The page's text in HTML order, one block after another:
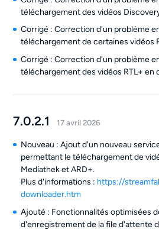
téléchargement des vidéos
Corrigé : Correction d'un problème
téléchargement de certaines vidéos
Corrigé : Correction d'un problème
téléchargement des vidéos RTL+ en
7.0.2.1 17 avril 2026
Nouveau : Ajout d'un nouveau
permettant le téléchargement de
Mediathek et ARD+.
Plus d'informations : https://
downloader.htm
Ajouté : Fonctionnalités optimisées
d'enregistrement de la file d'attente